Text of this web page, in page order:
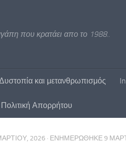
που κρατάει απο το 1988..
και μετανθρωπισμός
Πολιτική Απορρήτου
2026 · ΕΝΗΜΕΡΏΘΗΚΕ9